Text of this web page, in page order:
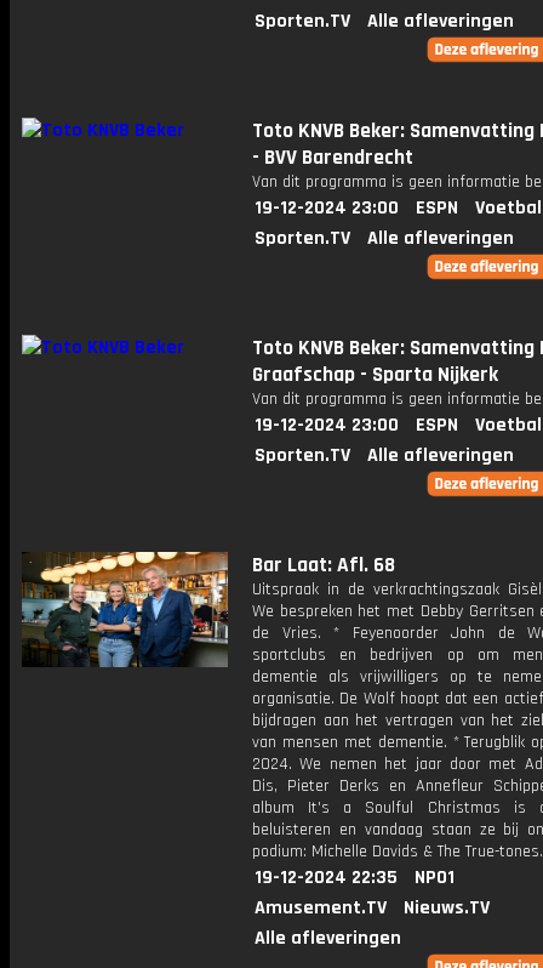
Sporten.TV
Alle afleveringen
Toto KNVB Beker: Samenvatting
- BVV Barendrecht
Van dit programma is geen informatie
19-12-2024 23:00 ESPN
Sporten.TV
Alle afleveringen
Toto KNVB Beker: Samenvatting
Graafschap - Sparta Nijkerk
Van dit programma is geen informatie
19-12-2024 23:00 ESPN
Sporten.TV
Alle afleveringen
Bar Laat: Afl. 68
Uitspraak in de verkrachtingszaak
We bespreken het met Debby Gerritsen
de Vries. * Feyenoorder John de
sportclubs en bedrijven op om
dementie als vrijwilligers op te
organisatie. De Wolf hoopt dat een
bijdragen aan het vertragen van het
van mensen met dementie. * Terugblik
2024. We nemen het jaar door met
Dis, Pieter Derks en Annefleur
album It's a Soulful Christmas is
beluisteren en vandaag staan ze bij
podium: Michelle Davids & The True-tones.
19-12-2024 22:35
NPO1
Amusement.TV
Nieuws.TV
Alle afleveringen